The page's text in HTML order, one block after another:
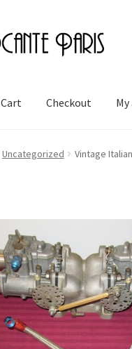
Cart Checkout
Checkout My account
Uncategorized Vintage